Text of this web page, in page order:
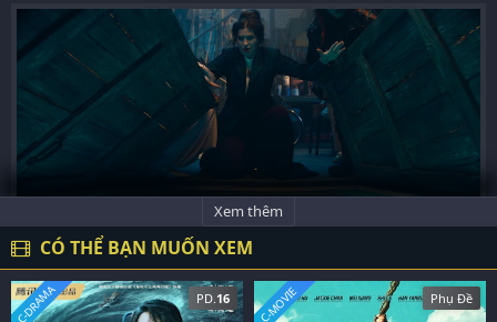
Xem thêm
CÓ THỂ BẠN MUỐN XEM
PD. 16
C-DRAMA Phụ Đề
C-MOVIE